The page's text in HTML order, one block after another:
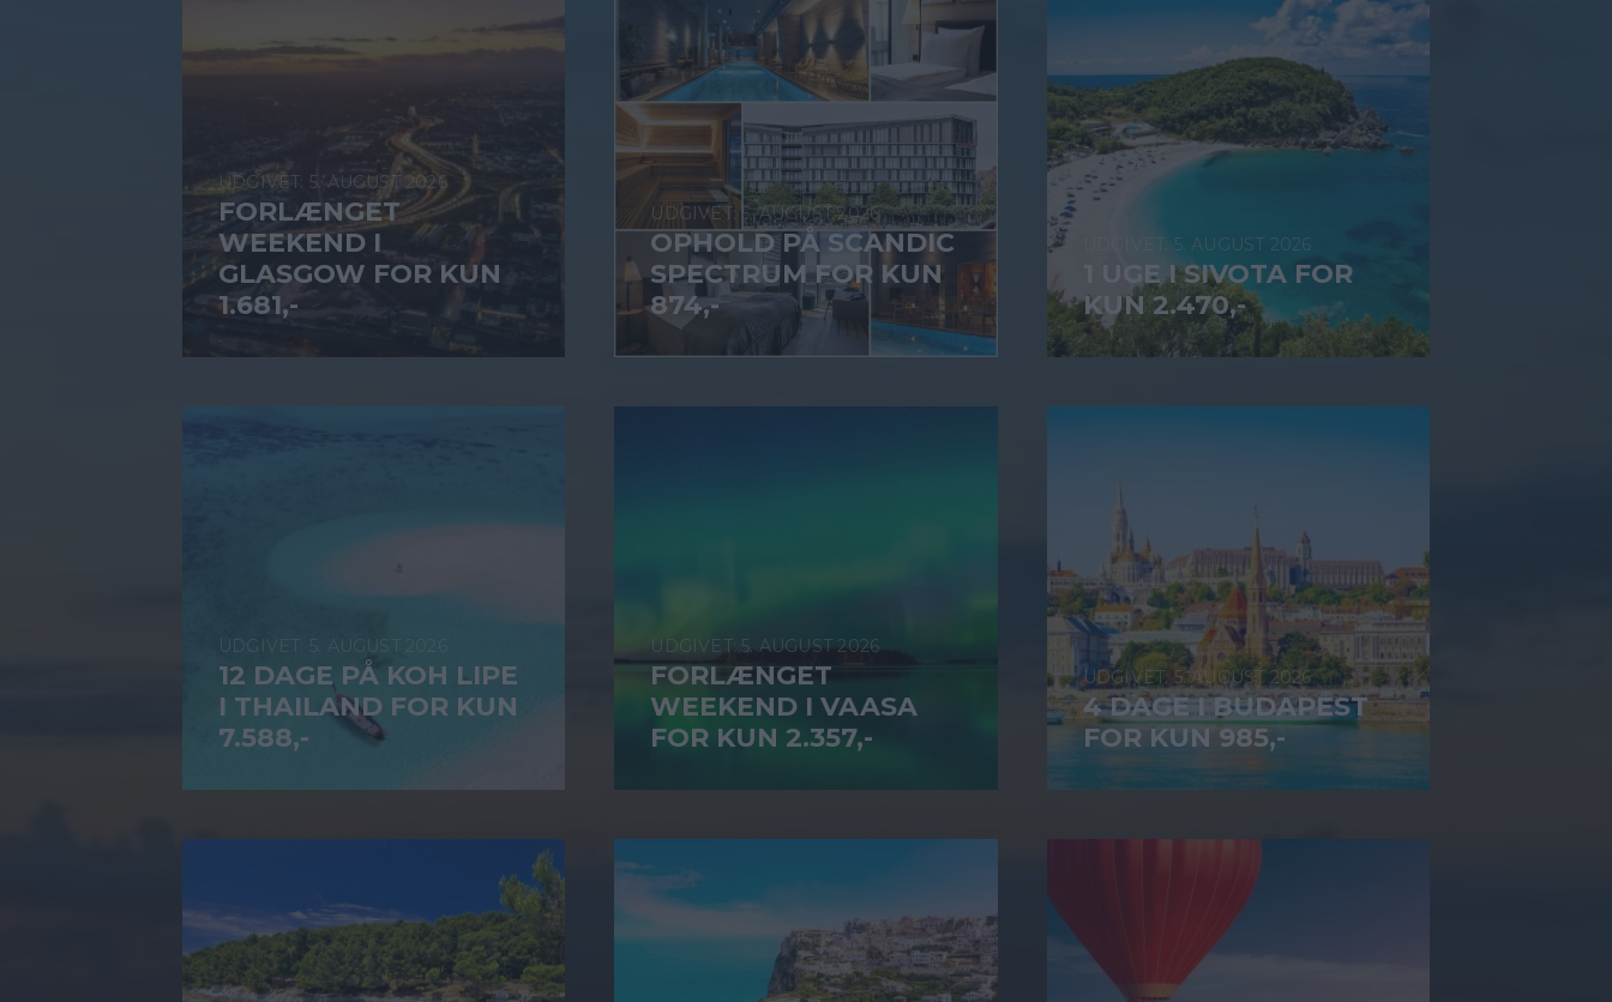
5. AUGUST 2026
FORLÆNGET
WEEKEND I
GLASGOW FOR KUN
1.681,-
5. AUGUST 2026
OPHOLD PÅ SCANDIC
SPECTRUM FOR KUN
874,-
5. AUGUST 2026
1 UGE I SIVOTA FOR
KUN 2.470,-
5. AUGUST 2026
12 DAGE PÅ KOH LIPE
I THAILAND FOR KUN
7.588,-
5. AUGUST 2026
FORLÆNGET
WEEKEND I VAASA
FOR KUN 2.357,-
5. AUGUST 2026
4 DAGE I BUDAPEST
FOR KUN 985,-